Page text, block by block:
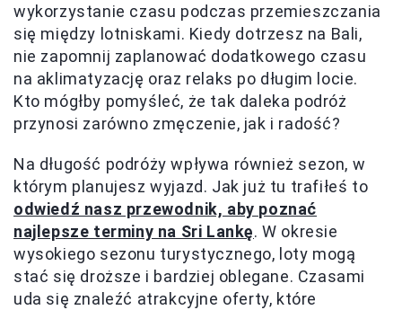
wykorzystanie czasu podczas przemieszczania
się między lotniskami. Kiedy dotrzesz na Bali,
nie zapomnij zaplanować dodatkowego czasu
na aklimatyzację oraz relaks po długim locie.
Kto mógłby pomyśleć, że tak daleka podróż
przynosi zarówno zmęczenie, jak i radość?
Na długość podróży wpływa również sezon, w
którym planujesz wyjazd. Jak już tu trafiłeś to
odwiedź nasz przewodnik, aby poznać
najlepsze terminy na Sri Lankę. W okresie
wysokiego sezonu turystycznego, loty mogą
stać się droższe i bardziej oblegane. Czasami
uda się znaleźć atrakcyjne oferty, które